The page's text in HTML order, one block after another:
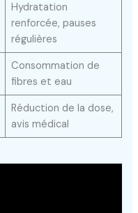
Hydratation
renforcée, pauses
régulières
Consommation de
fibres et eau
Réduction de la dose,
avis médical